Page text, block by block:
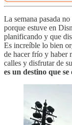
La semana pasada
porque estuve en
planificando y que
Es increíble lo bien
de hacer frío y haber
calles y disfrutar de
es un destino que